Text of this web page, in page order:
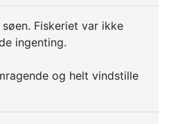
Fiskeriet var ikke
ingenting.
og helt vindstille